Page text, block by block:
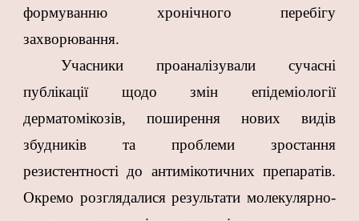
формуванню хронічного перебігу
захворювання.
Учасники проаналізували сучасні
публікації щодо змін епідеміології
дерматомікозів, поширення нових видів
збудників та проблеми зростання
резистентності до антимікотичних препаратів.
Окремо розглядалися результати молекулярно-